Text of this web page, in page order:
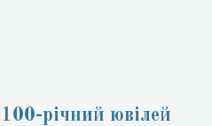
річний ювілей